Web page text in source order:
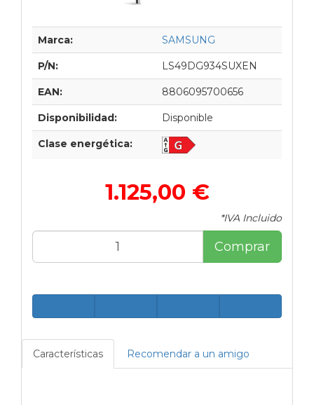
Marca: SAMSUNG
P/N: LS49DG934SUXEN
EAN: 8806095700656
Disponibilidad: Disponible
Clase energética:
1.125,00 €
*IVA Incluido
Comprar
Características Recomendar a un amigo